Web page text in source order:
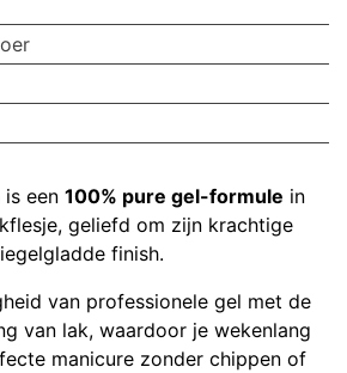
is een 100% pure gel-formule in
geliefd om zijn krachtige
finish.
van professionele gel met de
van lak, waardoor je wekenlang
manicure zonder chippen of